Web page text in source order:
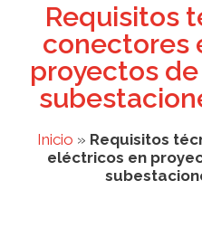
Requisitos
conectores
proyectos
Inicio » Requisitos
eléctricos en